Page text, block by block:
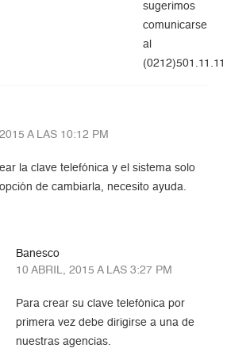
sugerimos
comunicarse
al
(0212)501.11.11
A LAS 10:12 PM
la clave telefónica y el sistema solo
de cambiarla, necesito ayuda.
Banesco
10 ABRIL, 2015 A LAS 3:27 PM
Para crear su clave telefónica por
primera vez debe dirigirse a una de
nuestras agencias.